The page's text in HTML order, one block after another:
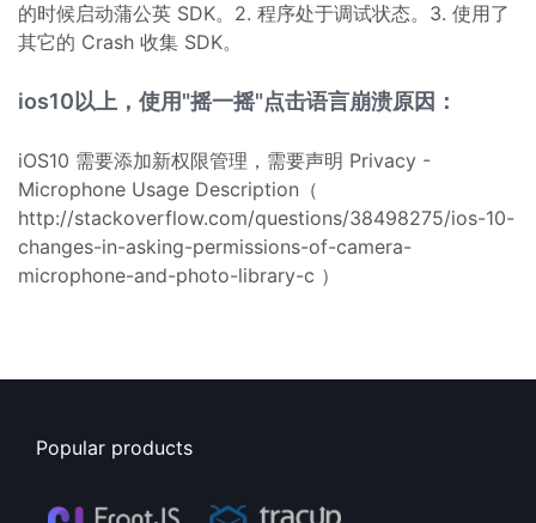
的时候启动蒲公英 SDK。2. 程序处于调试状态。3. 使用了
其它的 Crash 收集 SDK。
ios10以上，使用"摇一摇"点击语言崩溃原因：
iOS10 需要添加新权限管理，需要声明 Privacy -
Microphone Usage Description（
http://stackoverflow.com/questions/38498275/ios-10-
changes-in-asking-permissions-of-camera-
microphone-and-photo-library-c ）
Popular products